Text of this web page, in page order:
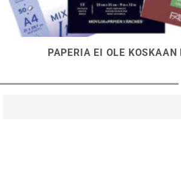
PAPERIA EI OLE